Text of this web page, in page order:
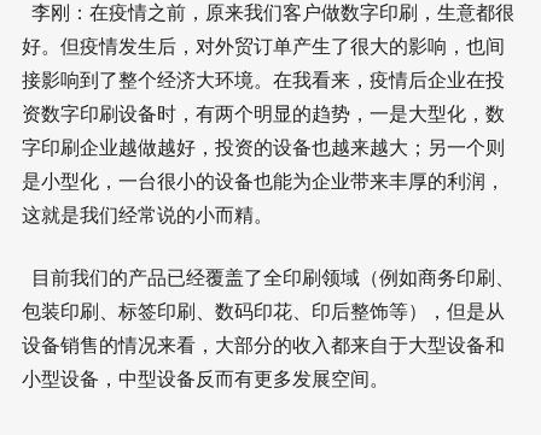
李刚：在疫情之前，原来我们客户做数字印刷，生意都很
好。但疫情发生后，对外贸订单产生了很大的影响，也间
接影响到了整个经济大环境。在我看来，疫情后企业在投
资数字印刷设备时，有两个明显的趋势，一是大型化，数
字印刷企业越做越好，投资的设备也越来越大；另一个则
是小型化，一台很小的设备也能为企业带来丰厚的利润，
这就是我们经常说的小而精。
目前我们的产品已经覆盖了全印刷领域（例如商务印刷、
包装印刷、标签印刷、数码印花、印后整饰等），但是从
设备销售的情况来看，大部分的收入都来自于大型设备和
小型设备，中型设备反而有更多发展空间。